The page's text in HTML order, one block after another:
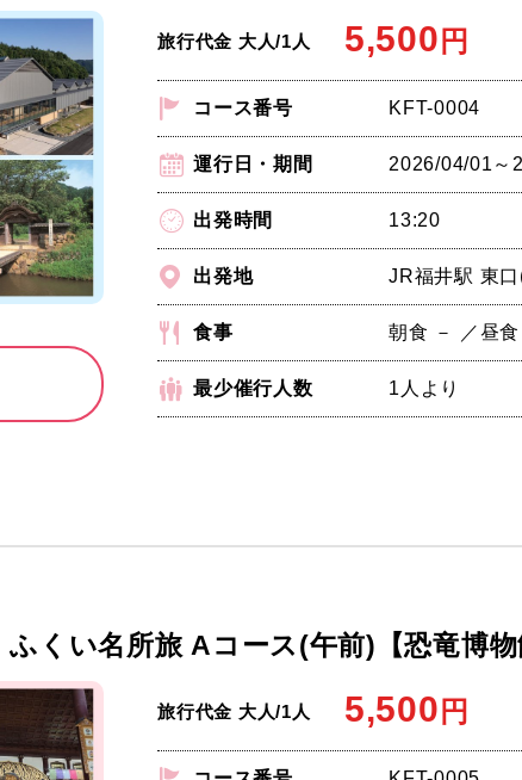
旅行代金 大人/1人 5,500 円
コース番号 KFT-0004
運行日・期間 2026/04/01～
出発時間 13:20
出発地 JR福井駅 東
食事 朝食 － ／昼
最少催行人数 1人より
くい名所旅 Aコース(午前)【恐竜博物
旅行代金 大人/1人 5,500 円